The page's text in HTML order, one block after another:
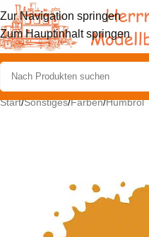
Zur Navigation springen
Zum Hauptinhalt springen
Start/Sonstiges/Farben/Humbrol